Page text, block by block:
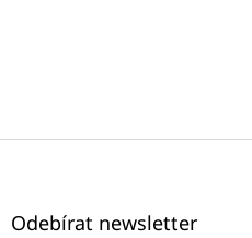
Z
Odebírat newsletter